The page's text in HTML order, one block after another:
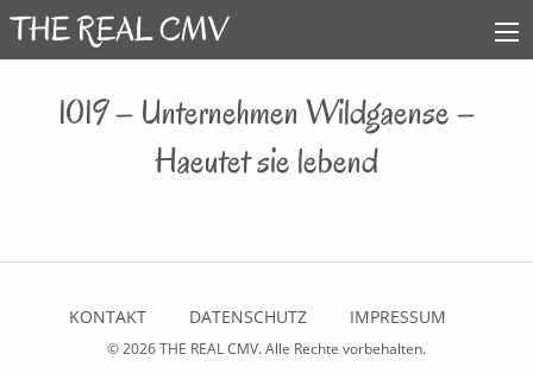
1019 – Unternehmen Wildgaense –
Haeutet sie lebend
KONTAKT DATENSCHUTZ IMPRESSUM
© 2026THE REAL CMV. Alle Rechte vorbehalten.